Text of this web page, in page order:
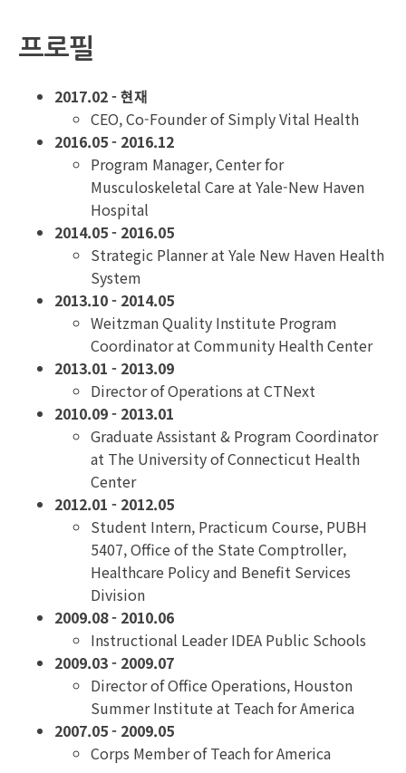
프로필
2017.02 - 현재
CEO, Co-Founder of Simply Vital Health
2016.05 - 2016.12
Program Manager, Center for
Musculoskeletal Care at Yale-New Haven
Hospital
2014.05 - 2016.05
Strategic Planner at Yale New Haven Health
System
2013.10 - 2014.05
Weitzman Quality Institute Program
Coordinator at Community Health Center
2013.01 - 2013.09
Director of Operations at CTNext
2010.09 - 2013.01
Graduate Assistant & Program Coordinator
at The University of Connecticut Health
Center
2012.01 - 2012.05
Student Intern, Practicum Course, PUBH
5407, Office of the State Comptroller,
Healthcare Policy and Benefit Services
Division
2009.08 - 2010.06
Instructional Leader IDEA Public Schools
2009.03 - 2009.07
Director of Office Operations, Houston
Summer Institute at Teach for America
2007.05 - 2009.05
Corps Member of Teach for America